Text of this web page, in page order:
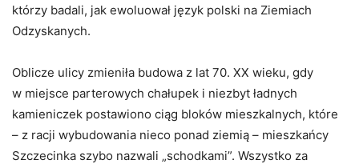
którzy badali, jak ewoluował język polski na Ziemiach
Odzyskanych.
Oblicze ulicy zmieniła budowa z lat 70. XX wieku, gdy
w miejsce parterowych chałupek i niezbyt ładnych
kamieniczek postawiono ciąg bloków mieszkalnych, które
– z racji wybudowania nieco ponad ziemią – mieszkańcy
Szczecinka szybo nazwali „schodkami”. Wszystko za